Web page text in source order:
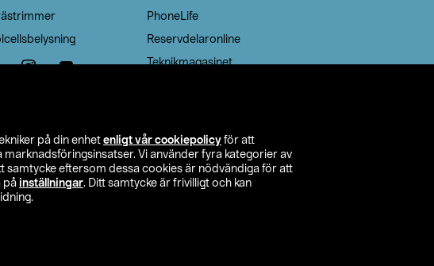
på din enhet enligt vår cookiepolicy för att
Vi använder fyra kategorier av
samtycke eftersom dessa cookies är nödvändiga för att
på inställningar. Ditt samtycke är frivilligt och kan
PhoneLife
Reservdelaronline
Teknikmagasinet